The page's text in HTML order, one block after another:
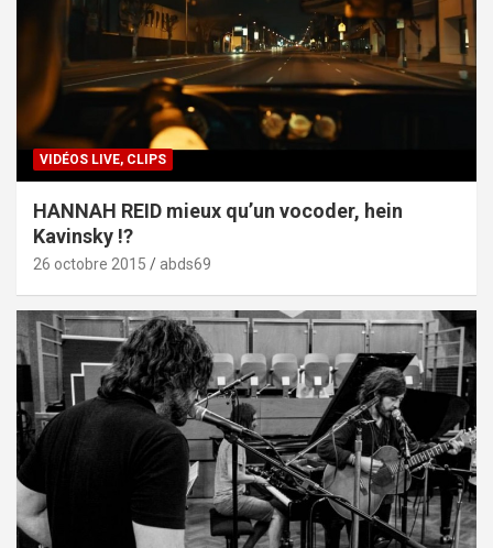
VIDÉOS LIVE, CLIPS
HANNAH REID mieux qu’un vocoder, hein
Kavinsky !?
26 octobre 2015 abds69